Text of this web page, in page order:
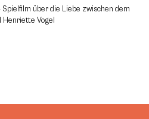
über die Liebe zwischen dem
Henriette Vogel